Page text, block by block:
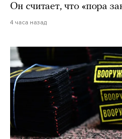
Он считает, что «пора
4 часа назад